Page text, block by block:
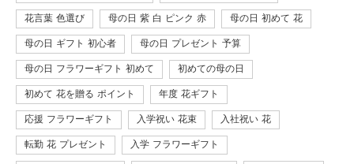
花言葉 色選び 母の日 紫 白 ピンク 赤 母の日 初めて 花
母の日 ギフト 初心者 母の日 プレゼント 予算
母の日 フラワーギフト 初めて 初めての母の日
初めて 花を贈る ポイント 年度 花ギフト
応援 フラワーギフト 入学祝い 花束 入社祝い 花
転勤 花 プレゼント 入学 フラワーギフト